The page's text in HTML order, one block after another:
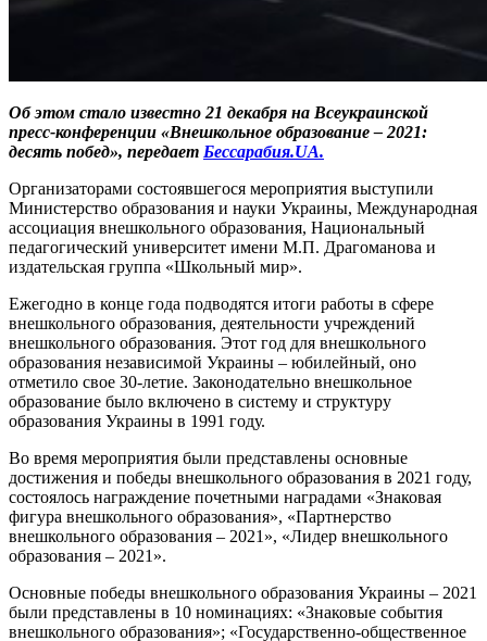
Об этом стало известно 21 декабря на Всеукраинской
пресс-конференции «Внешкольное образование – 2021:
десять побед», передает Бессарабия.UA.
Организаторами состоявшегося мероприятия выступили
Министерство образования и науки Украины, Международная
ассоциация внешкольного образования, Национальный
педагогический университет имени М.П. Драгоманова и
издательская группа «Школьный мир».
Ежегодно в конце года подводятся итоги работы в сфере
внешкольного образования, деятельности учреждений
внешкольного образования. Этот год для внешкольного
образования независимой Украины – юбилейный, оно
отметило свое 30-летие. Законодательно внешкольное
образование было включено в систему и структуру
образования Украины в 1991 году.
Во время мероприятия были представлены основные
достижения и победы внешкольного образования в 2021 году,
состоялось награждение почетными наградами «Знаковая
фигура внешкольного образования», «Партнерство
внешкольного образования – 2021», «Лидер внешкольного
образования – 2021».
Основные победы внешкольного образования Украины – 2021
были представлены в 10 номинациях: «Знаковые события
внешкольного образования»; «Государственно-общественное